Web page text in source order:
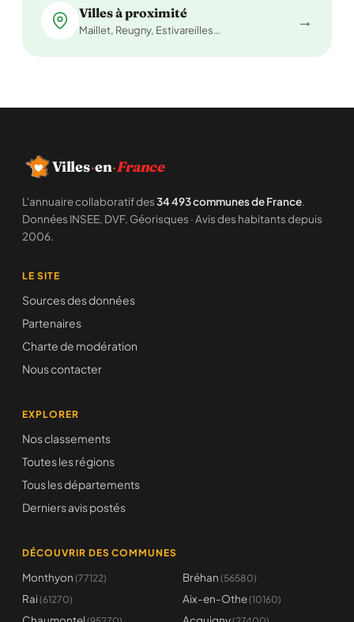
Villes à proximité
Maillet, Reugny, Estivareilles… →
Villes·en·France
L'annuaire collaboratif des34 493 communes de France.
Données INSEE, DVF, Géorisques · Avis des habitants depuis
2006.
LE SITE
Sources des données
Partenaires
Charte de modération
Nous contacter
EXPLORER
Nos classements
Toutes les régions
Tous les départements
Derniers avis postés
DÉCOUVRIR DES COMMUNES
Monthyon (77122) Bréhan (56580)
Rai (61270) Aix-en-Othe(10160)